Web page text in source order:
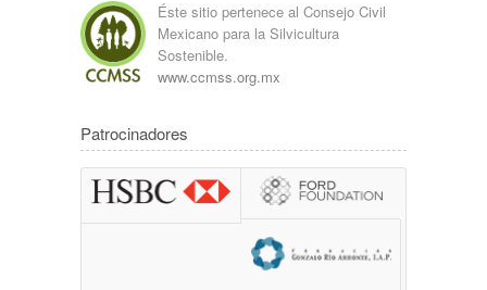
Éste sitio pertenece al Consejo Civil
Mexicano para la Silvicultura
Sostenible.
www.ccmss.org.mx
Patrocinadores